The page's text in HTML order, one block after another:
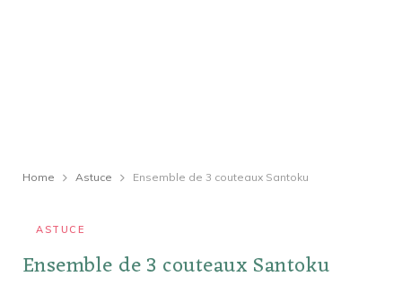
Home Astuce Ensemble de 3 couteaux Santoku
ASTUCE
Ensemble de 3 couteaux Santoku